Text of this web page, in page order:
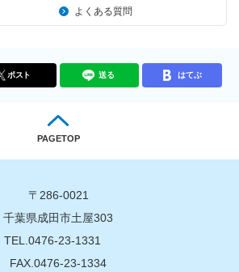
よくある質問
ポスト 送る はてぶ
PAGETOP
〒286-0021
千葉県成田市土屋303
TEL.0476-23-1331
FAX.0476-23-1334